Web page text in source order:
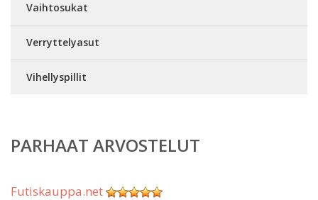
Vaihtosukat
Verryttelyasut
Vihellyspillit
PARHAAT ARVOSTELUT
Futiskauppa.net